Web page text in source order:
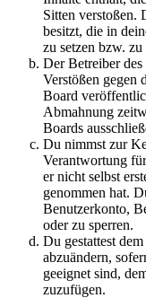
Sitten verstoßen.
besitzt, die in
zu setzen bzw.
Der Betreiber
Verstößen gegen
Board
Abmahnung
Boards
Du nimmst zur
Verantwortung
er nicht selbst
genommen hat.
Benutzerkonto,
oder zu sperren.
Du gestattest
abzuändern,
geeignet sind,
zuzufügen.